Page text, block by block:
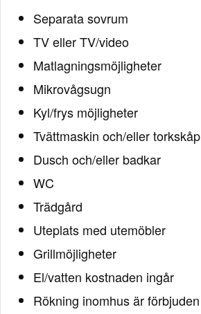
Separata sovrum
TV eller TV/video
Matlagningsmöjligheter
Mikrovågsugn
Kyl/frys möjligheter
Tvättmaskin och/eller torkskåp
Dusch och/eller badkar
WC
Trädgård
Uteplats med utemöbler
Grillmöjligheter
El/vatten kostnaden ingår
Rökning inomhus är förbjuden